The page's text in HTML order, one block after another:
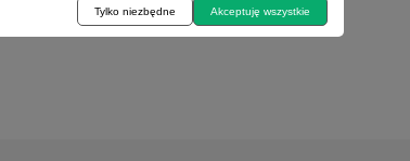
Tylko niezbędne Akceptuję wszystkie